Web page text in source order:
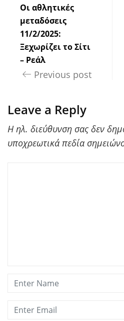
Οι αθλητικές
μεταδόσεις
11/2/2025:
Ξεχωρίζει το Σίτι
– Ρεάλ
Previous post
Leave a Reply
Η ηλ. διεύθυνση σας δεν
υποχρεωτικά πεδία